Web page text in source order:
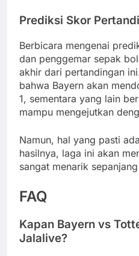
Prediksi Skor
Berbicara mengenai
dan penggemar sepak
akhir dari pertandingan
bahwa Bayern akan
1, sementara yang lain
mampu mengejutkan
Namun, hal yang pasti
hasilnya, laga ini akan
sangat menarik
FAQ
Kapan Bayern vs
Jalalive?